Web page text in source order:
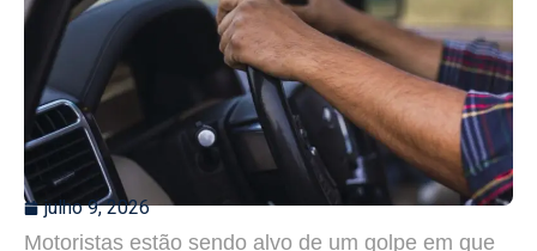
julho 9, 2026
Motoristas estão sendo alvo de um golpe em que